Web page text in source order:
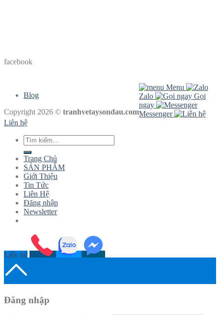
facebook
Blog
Copyright 2026 © tranhvetaysondau.com
Menu
Zalo
Gọi
ngay
Messenger
Liên hệ
Tìm
kiếm:
Trang Chủ
SẢN PHẨM
Giới Thiệu
Tin Tức
Liên Hệ
Đăng nhập
Newsletter
Liên hệ
Đăng nhập